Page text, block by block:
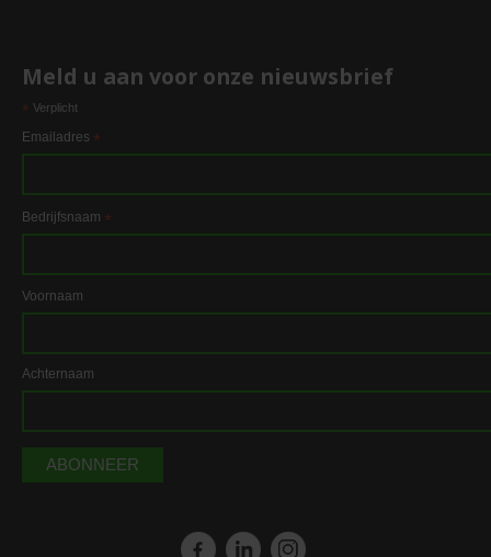
Meld u aan voor onze nieuwsbrief
* Verplicht
Emailadres *
Bedrijfsnaam *
Voornaam
Achternaam